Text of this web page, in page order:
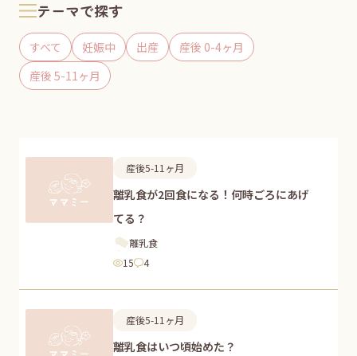
テーマで探す
すべて 妊娠中 出産
産後 0-4ヶ月
産後 5-11ヶ月
産後5-11ヶ月
離乳食が2回食になる！何時ごろにあげ
てる？
離乳食
15
4
産後5-11ヶ月
離乳食はいつ頃始めた？